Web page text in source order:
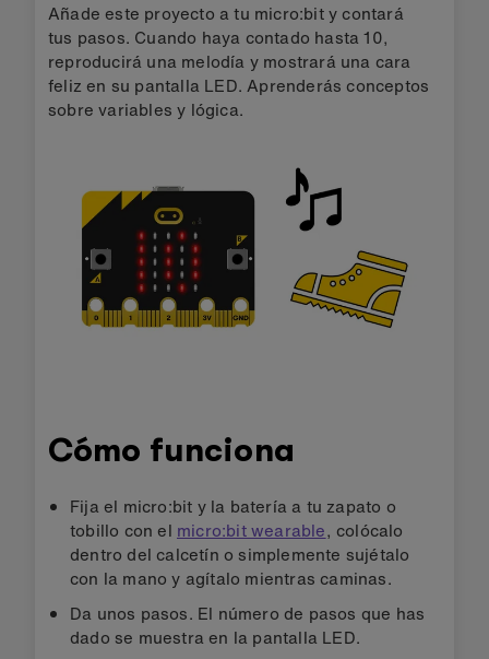
Añade este proyecto a tu micro:bit y contará
tus pasos. Cuando haya contado hasta 10,
reproducirá una melodía y mostrará una cara
feliz en su pantalla LED. Aprenderás conceptos
sobre variables y lógica.
Cómo funciona
Fija el micro:bit y la batería a tu zapato o
tobillo con el micro:bit wearable, colócalo
dentro del calcetín o simplemente sujétalo
con la mano y agítalo mientras caminas.
Da unos pasos. El número de pasos que has
dado se muestra en la pantalla LED.